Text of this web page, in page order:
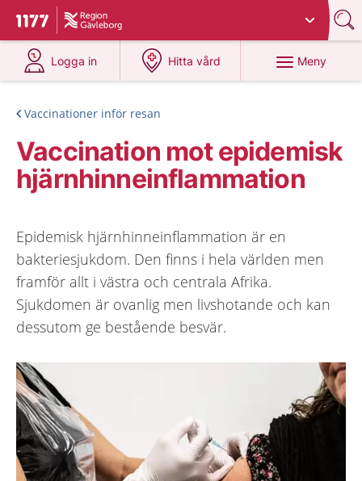
Till startsidan för 1177
Du har valt region
Logga in
på 1177.se
Hitta vård
på 1177.se
Meny
Vaccinationer inför resan
Vaccination mot epidemisk
hjärnhinneinflammation
Epidemisk hjärnhinneinflammation är en
bakteriesjukdom. Den finns i hela världen men
framför allt i västra och centrala Afrika.
Sjukdomen är ovanlig men livshotande och kan
dessutom ge bestående besvär.